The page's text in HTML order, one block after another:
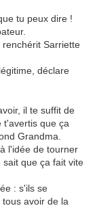
tu peux dire !
Sarriette
déclare
il te suffit de
t'avertis que ça
Grandma.
l'idée de tourner
que ça fait vite
: s'ils se
avoir de la